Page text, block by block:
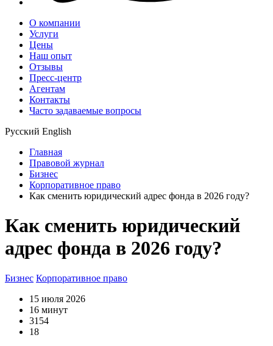
О компании
Услуги
Цены
Наш опыт
Отзывы
Пресс-центр
Агентам
Контакты
Часто задаваемые вопросы
Русский English
Главная
Правовой журнал
Бизнес
Корпоративное право
Как сменить юридический адрес фонда в 2026 году?
Как сменить юридический
адрес фонда в 2026 году?
Бизнес Корпоративное право
15 июля 2026
16 минут
3154
18